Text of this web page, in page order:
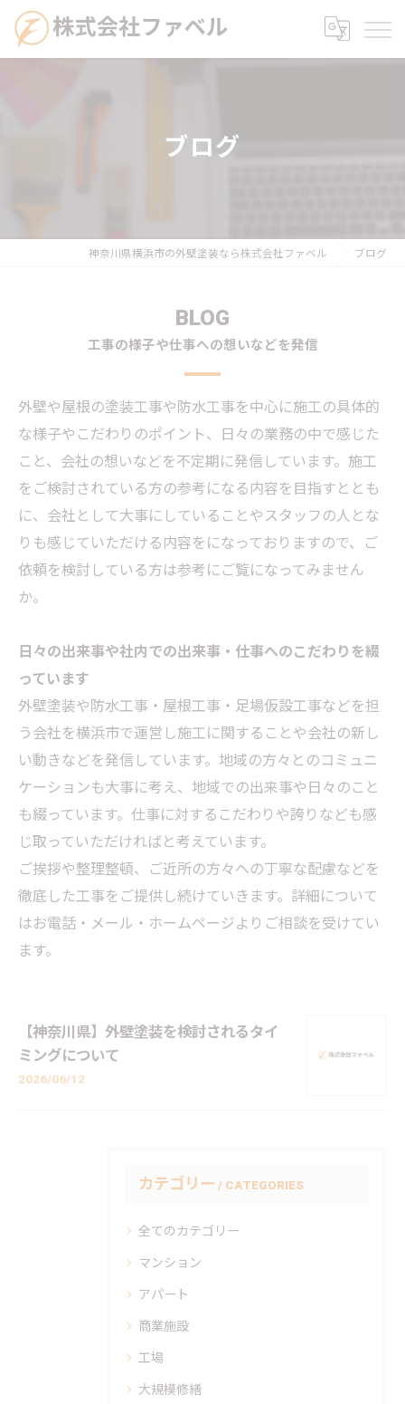
ブログ
神奈川県横浜市の外壁塗装なら株式会社ファベル ブログ
BLOG
工事の様子や仕事への想いなどを発信
外壁や屋根の塗装工事や防水工事を中心に施工の具体的
な様子やこだわりのポイント、日々の業務の中で感じた
こと、会社の想いなどを不定期に発信しています。施工
をご検討されている方の参考になる内容を目指すととも
に、会社として大事にしていることやスタッフの人とな
りも感じていただける内容をになっておりますので、ご
依頼を検討している方は参考にご覧になってみません
か。
日々の出来事や社内での出来事・仕事へのこだわりを綴
っています
外壁塗装や防水工事・屋根工事・足場仮設工事などを担
う会社を横浜市で運営し施工に関することや会社の新し
い動きなどを発信しています。地域の方々とのコミュニ
ケーションも大事に考え、地域での出来事や日々のこと
も綴っています。仕事に対するこだわりや誇りなども感
じ取っていただければと考えています。
ご挨拶や整理整頓、ご近所の方々への丁寧な配慮などを
徹底した工事をご提供し続けていきます。詳細について
はお電話・メール・ホームページよりご相談を受けてい
ます。
【神奈川県】外壁塗装を検討されるタイ
ミングについて
2026/06/12
カテゴリー CATEGORIES
全てのカテゴリー
マンション
アパート
商業施設
工場
大規模修繕